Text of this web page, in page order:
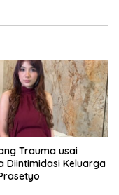
Trauma usai
Diintimidasi Keluarga